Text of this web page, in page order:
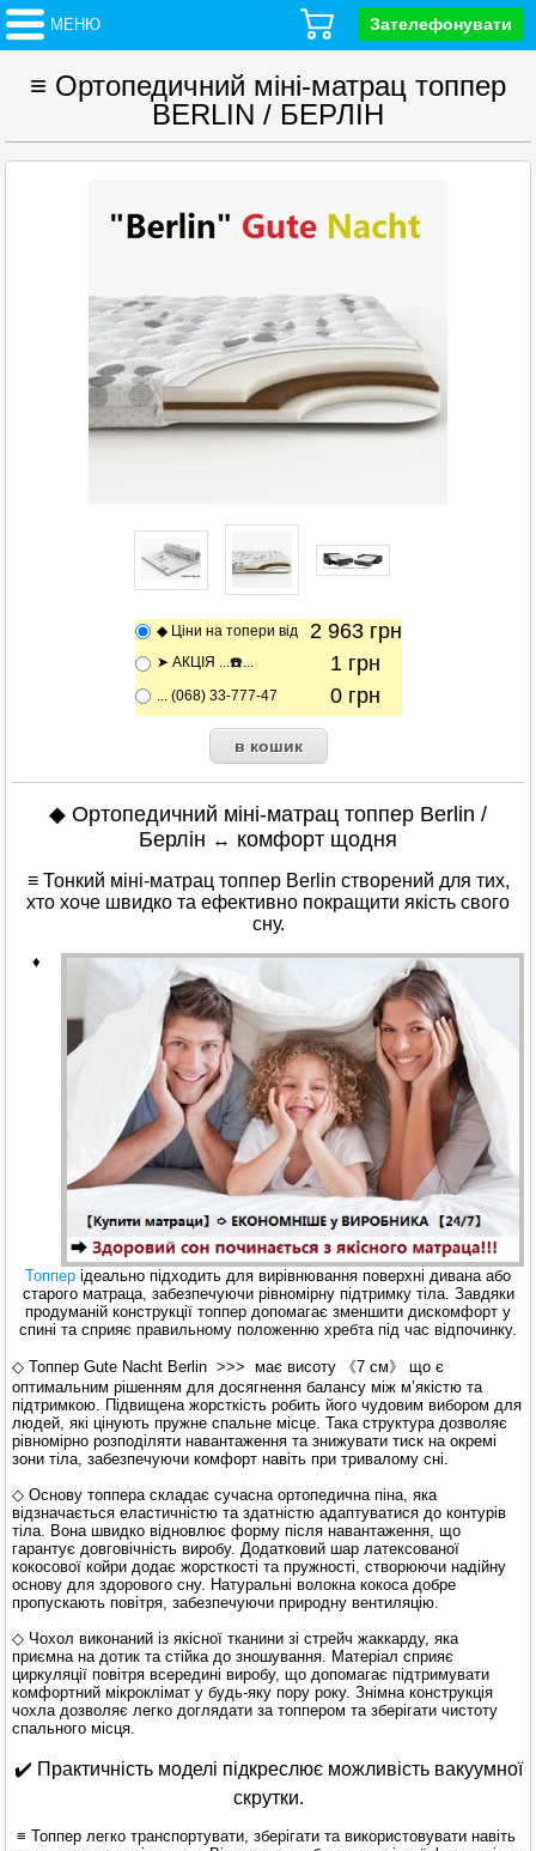
МЕНЮ Зателефонувати
≡ Ортопедичний міні-матрац топпер
BERLIN / БЕРЛІН
◆ Ціни на топери від 2 963 грн
➤ АКЦІЯ ...☎️... 1 грн
... (068) 33-777-47 0 грн
◆ Ортопедичний міні-матрац топпер Berlin /
Берлін ↔ комфорт щодня
≡ Тонкий міні-матрац топпер Berlin створений для тих,
хто хоче швидко та ефективно покращити якість свого
сну.
♦
Топпер ідеально підходить для вирівнювання поверхні дивана або
старого матраца, забезпечуючи рівномірну підтримку тіла. Завдяки
продуманій конструкції топпер допомагає зменшити дискомфорт у
спині та сприяє правильному положенню хребта під час відпочинку.
◇ Топпер Gute Nacht Berlin >>> має висоту 《7 см》 що є
оптимальним рішенням для досягнення балансу між м’якістю та
підтримкою. Підвищена жорсткість робить його чудовим вибором для
людей, які цінують пружне спальне місце. Така структура дозволяє
рівномірно розподіляти навантаження та знижувати тиск на окремі
зони тіла, забезпечуючи комфорт навіть при тривалому сні.
◇ Основу топпера складає сучасна ортопедична піна, яка
відзначається еластичністю та здатністю адаптуватися до контурів
тіла. Вона швидко відновлює форму після навантаження, що
гарантує довговічність виробу. Додатковий шар латексованої
кокосової койри додає жорсткості та пружності, створюючи надійну
основу для здорового сну. Натуральні волокна кокоса добре
пропускають повітря, забезпечуючи природну вентиляцію.
◇ Чохол виконаний із якісної тканини зі стрейч жаккарду, яка
приємна на дотик та стійка до зношування. Матеріал сприяє
циркуляції повітря всередині виробу, що допомагає підтримувати
комфортний мікроклімат у будь-яку пору року. Знімна конструкція
чохла дозволяє легко доглядати за топпером та зберігати чистоту
спального місця.
✔️ Практичність моделі підкреслює можливість вакуумної
скрутки.
≡ Топпер легко транспортувати, зберігати та використовувати навіть